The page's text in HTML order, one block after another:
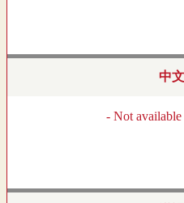
中
- Not available